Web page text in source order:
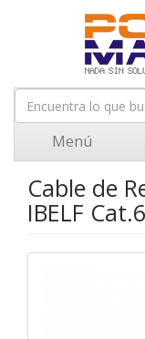
Menú
Cable de
IBELF